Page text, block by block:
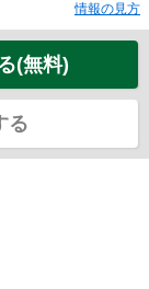
情報の見方
(無料)
る